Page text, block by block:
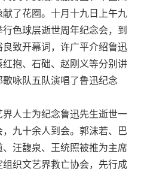
了花圈。十月十九日上午九
色球层逝世周年纪念会，到
致开幕词，许广平介绍鲁迅
抱、石础、赵刚义等分别讲
咏队五队演唱了鲁迅纪念
人士为纪念鲁迅先生逝世一
九十余人到会。郭沫若、巴
汪馥泉、王统照被推为主席
织文艺界救亡协会，先行成